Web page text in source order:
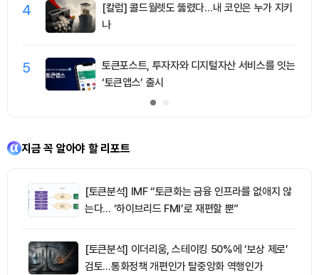
4
[칼럼] 콜드월렛도 뚫렸다…내 코인은 누가 지키
나
5
토큰포스트, 투자자와 디지털자산 서비스를 잇는
‘토큰앱스’ 출시
지금 꼭 알아야 할 리포트
[토큰분석] IMF “토큰화는 금융 인프라를 없애지 않
는다… ‘하이브리드 FMI’로 재편할 뿐”
[토큰분석] 이더리움, 스테이킹 50%에 ‘보상 제로’
검토…통화정책 개편인가 탈중앙화 역행인가